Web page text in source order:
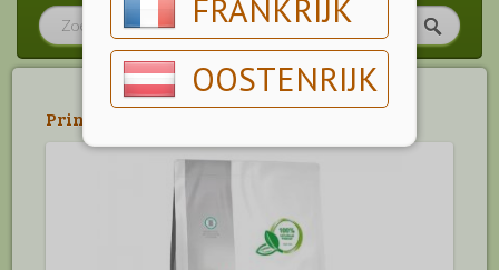
FRANKRIJK
OOSTENRIJK
Prins